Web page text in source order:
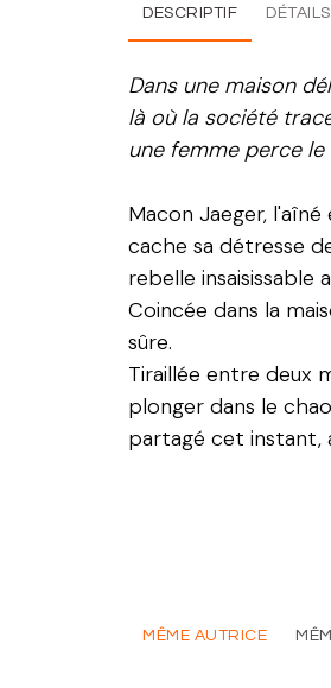
DESCRIPTIF DÉTAILS
Dans une maison
là où la société
une femme perce
Macon Jaeger,
cache sa détresse
rebelle insaisissable
Coincée dans la
sûre.
Tiraillée entre deux
plonger dans le
partagé cet instant,
MÊME AUTRICE